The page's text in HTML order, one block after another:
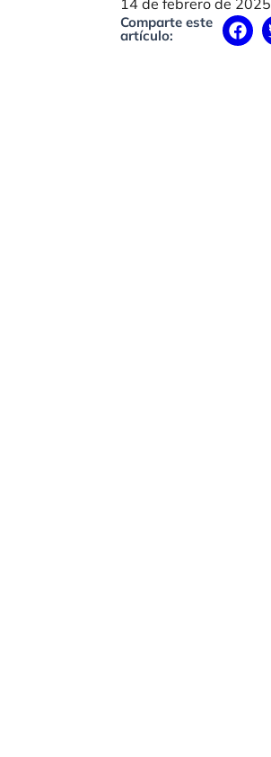
14 de febrero de 2025
Comparte este
artículo: